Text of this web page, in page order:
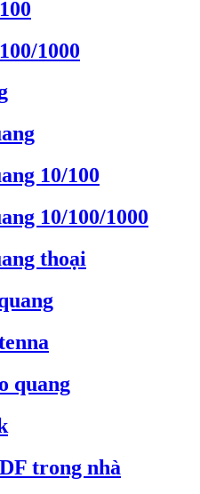
1000
10/100
10/100/1000
thoại
quang
trong nhà